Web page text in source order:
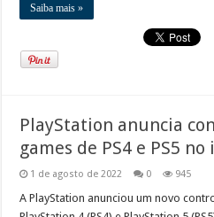
Saiba mais »
PlayStation anuncia
games de PS4 e PS5 no
1 de agosto de 2022 0 945
A PlayStation anunciou um novo